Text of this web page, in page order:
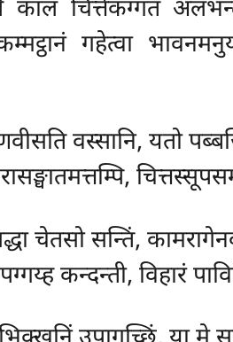
कालं चित्तेकग्गतं
कम्मट्ठानं गहेत्वा
वस्सानि, यतो
चेतसो सन्तिं,
कन्दन्ती, विहारं